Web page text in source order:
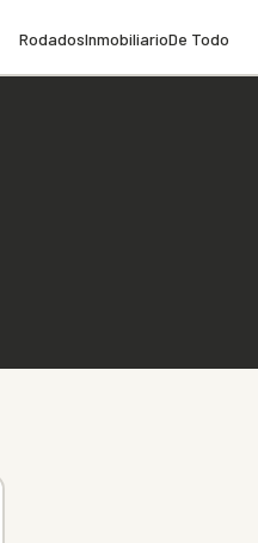
RodadosInmobiliarioDe Todo